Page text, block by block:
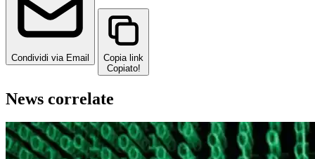
Condividi via Email
Copia link
Copiato!
News correlate